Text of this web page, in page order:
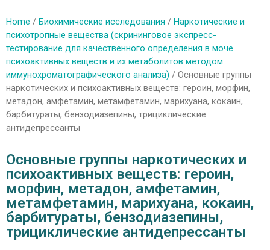
Home / Биохимические исследования / Наркотические и
психотропные вещества (скрининговое экспресс-
тестирование для качественного определения в моче
психоактивных веществ и их метаболитов методом
иммунохроматографического анализа) / Основные группы
наркотических и психоактивных веществ: героин, морфин,
метадон, амфетамин, метамфетамин, марихуана, кокаин,
барбитураты, бензодиазепины, трициклические
антидепрессанты
Основные группы наркотических и
психоактивных веществ: героин,
морфин, метадон, амфетамин,
метамфетамин, марихуана, кокаин,
барбитураты, бензодиазепины,
трициклические антидепрессанты